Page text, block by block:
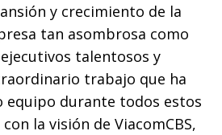
y crecimiento de la
tan asombrosa como
ejecutivos talentosos y
trabajo que ha
equipo durante todos estos
la visión de ViacomCBS,